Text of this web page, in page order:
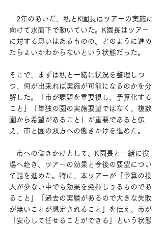
2年のあいだ、私とK園長はツアーの実施に
向けて水面下で動いていた。K園長はツアー
に対する思いはあるものの、どのように進め
たらよいかわからないという状態だった。
そこで、まずは私と一緒に状況を整理しつ
つ、何が出来れば実施が可能になるのかを分
解した。「市が課題を重要視し、予算化する
こと」「単独の園の実施要望ではなく、複数
園から希望があること」が重要であると伝
え、市と園の双方への働きかけを進めた。
市への働きかけとして、K園長と一緒に役
場へ赴き、ツアーの効果と今後の要望につい
て話を進めた。特に、本ツアーが「予算の投
入が少ない中でも効果を発揮しうるものであ
ること」「過去の実績があるので大きな失敗
が無いことが想定されること」を伝え、市が
「安心して任せることができる」という状態